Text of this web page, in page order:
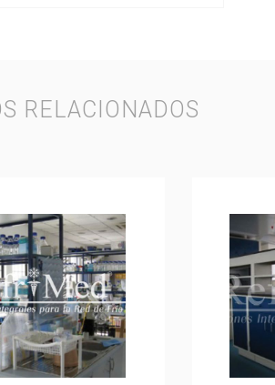
RELACIONADOS